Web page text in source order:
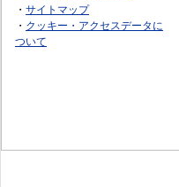
・ サイトマップ
・ クッキー・アクセスデータに
ついて